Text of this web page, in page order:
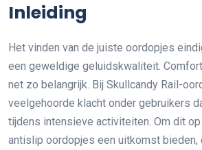
Inleiding
Het vinden van de juiste oordopjes
een geweldige geluidskwaliteit.
net zo belangrijk. Bij Skullcandy Rail-
veelgehoorde klacht onder gebruikers
tijdens intensieve activiteiten. Om dit
antislip oordopjes een uitkomst